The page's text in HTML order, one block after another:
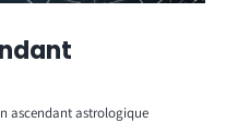
ascendant astrologique